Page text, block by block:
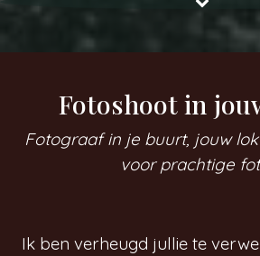
Fotoshoot in
Fotograaf in je buurt, jouw
voor prachtige
Ik ben verheugd jullie te